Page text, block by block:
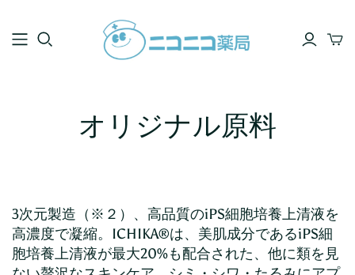
オリジナル原料
3次元製造 （※２） 、高品質のiPS細胞培養上清液を
高濃度で凝縮。ICHIKA®は、美肌成分であるiPS細
胞培養上清液が最大20%も配合された、他に類を見